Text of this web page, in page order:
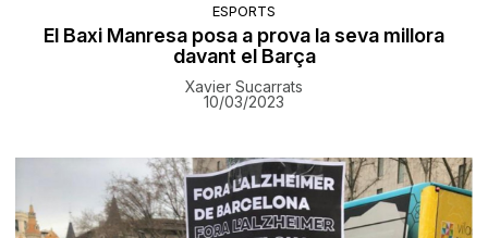
ESPORTS
El Baxi Manresa posa a prova la seva millora
davant el Barça
Xavier Sucarrats
10/03/2023